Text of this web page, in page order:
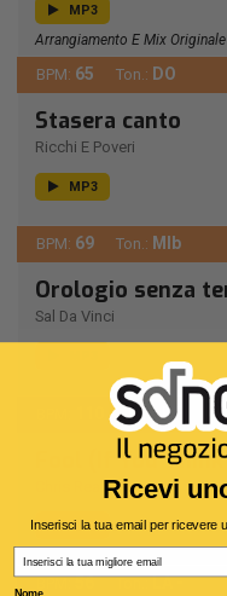
MP3
Arrangiamento E Mix
BPM: 65 Ton.: DO
Stasera canto
Ricchi E Poveri
MP3
BPM: 69 Ton.: MIb
Orologio senza
Sal Da Vinci
Ton.:RE
Fool (If You
MP3
BPM:56 Ton.:LA -
Ricevi
Inserisci la tua email per ricevere